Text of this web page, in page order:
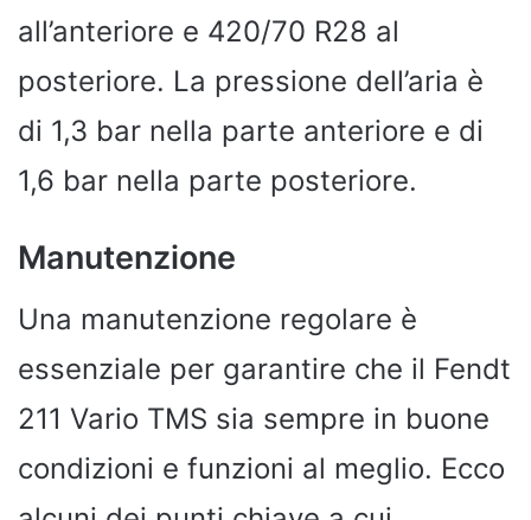
all’anteriore e 420/70 R28 al
posteriore. La pressione dell’aria è
di 1,3 bar nella parte anteriore e di
1,6 bar nella parte posteriore.
Manutenzione
Una manutenzione regolare è
essenziale per garantire che il Fendt
211 Vario TMS sia sempre in buone
condizioni e funzioni al meglio. Ecco